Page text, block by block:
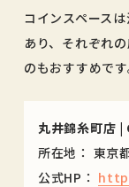
コインスペース
あり、それぞれ
のもおすすめです
丸井錦糸町店
所在地： 東京
公式HP：